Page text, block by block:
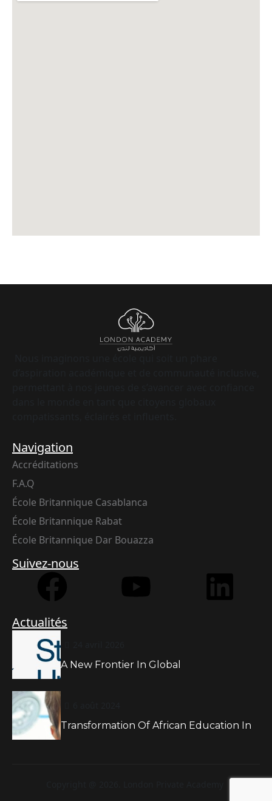
Navigation
Accréditations
F.A.Q
École Britannique Casablanca
École Britannique Rabat
École Britannique Dar Bouazza
Suivez-nous
Actualités
A New Frontier In Global
Transformation Of African Education In